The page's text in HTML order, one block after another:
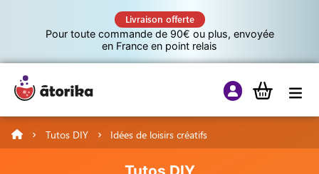
Livraison offerte
Pour toute commande de 90€ ou plus, envoyée
en France en point relais
Jeux éducatifs
Tutos DIY Idées de loisirs créatifs